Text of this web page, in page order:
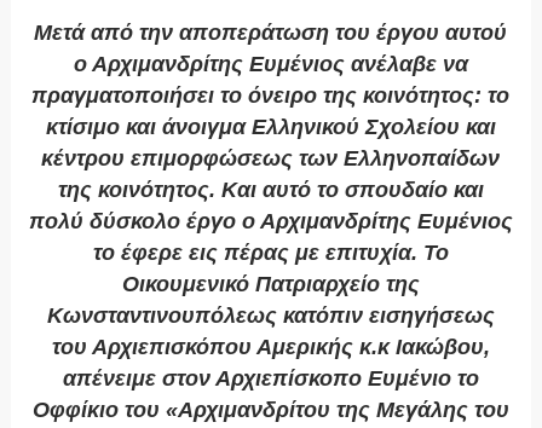
Μετά από την αποπεράτωση του έργου αυτού
ο Αρχιμανδρίτης Ευμένιος ανέλαβε να
πραγματοποιήσει το όνειρο της κοινότητος: το
κτίσιμο και άνοιγμα Ελληνικού Σχολείου και
κέντρου επιμορφώσεως των Ελληνοπαίδων
της κοινότητος. Και αυτό το σπουδαίο και
πολύ δύσκολο έργο ο Αρχιμανδρίτης Ευμένιος
το έφερε εις πέρας με επιτυχία. Το
Οικουμενικό Πατριαρχείο της
Κωνσταντινουπόλεως κατόπιν εισηγήσεως
του Αρχιεπισκόπου Αμερικής κ.κ Ιακώβου,
απένειμε στον Αρχιεπίσκοπο Ευμένιο το
Οφφίκιο του «Αρχιμανδρίτου της Μεγάλης του